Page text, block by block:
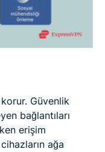
korur. Güvenlik
bağlantıları
erişim
ağa